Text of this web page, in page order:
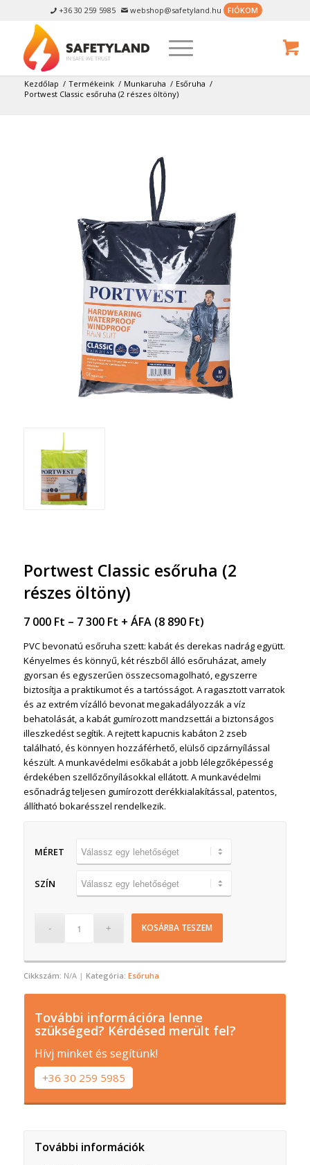
 +36 30 259 5985  webshop@safetyland.hu FIÓKOM
Kezdőlap / Termékeink / Munkaruha / Esőruha /
Portwest Classic esőruha (2 részes öltöny)
Portwest Classic esőruha (2
részes öltöny)
7 000 Ft – 7 300 Ft + ÁFA (8 890 Ft)
PVC bevonatú esőruha szett: kabát és derekas nadrág együtt.
Kényelmes és könnyű, két részből álló esőruházat, amely
gyorsan és egyszerűen összecsomagolható, egyszerre
biztosítja a praktikumot és a tartósságot. A ragasztott varratok
és az extrém vízálló bevonat megakadályozzák a víz
behatolását, a kabát gumírozott mandzsettái a biztonságos
illeszkedést segítik. A rejtett kapucnis kabáton 2 zseb
található, és könnyen hozzáférhető, elülső cipzárnyílással
készült. A munkavédelmi esőkabát a jobb lélegzőképesség
érdekében szellőzőnyílásokkal ellátott. A munkavédelmi
esőnadrág teljesen gumírozott derékkialakítással, patentos,
állítható bokarésszel rendelkezik.
MÉRET
SZÍN
KOSÁRBA TESZEM
Cikkszám: N/A Kategória: Esőruha
További információra lenne
szükséged? Kérdésed merült fel?
Hívj minket és segítünk!
+36 30 259 5985
További információk